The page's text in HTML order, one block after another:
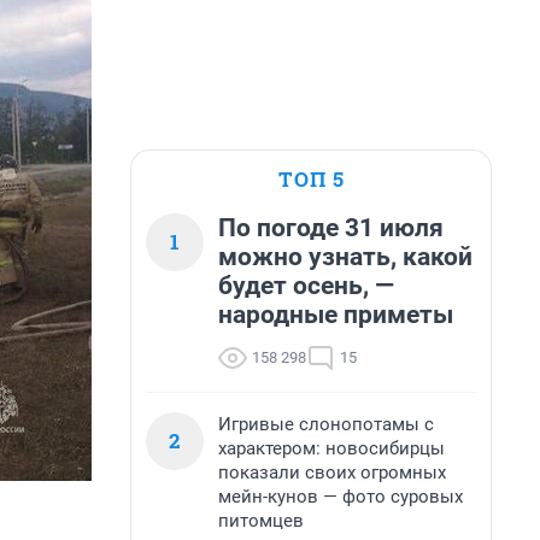
ТОП 5
1
По погоде 31 июля
можно узнать, какой
будет осень, —
народные приметы
158 298 15
2
Игривые слонопотамы с
характером: новосибирцы
показали своих огромных
мейн-кунов — фото суровых
питомцев